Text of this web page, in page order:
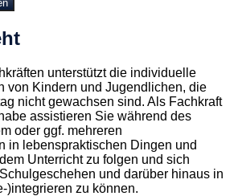
unterstützt die individuelle
von Kindern und Jugendlichen, die
nicht gewachsen sind. Als Fachkraft
assistieren Sie während des
oder ggf. mehreren
in lebenspraktischen Dingen und
Unterricht zu folgen und sich
und darüber hinaus in
)integrieren zu können.